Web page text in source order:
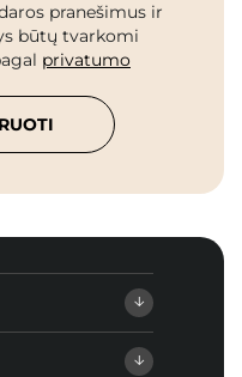
pranešimus ir
būtų tvarkomi
privatumo